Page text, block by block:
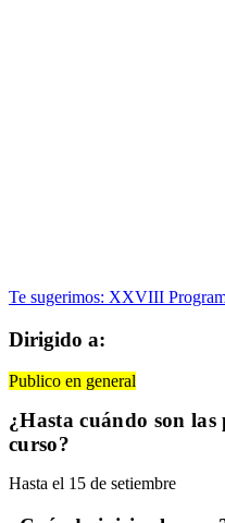
Te sugerimos: XXVIII
Dirigido a:
Publico en general
¿Hasta cuándo son
curso?
Hasta el 15 de setiembre